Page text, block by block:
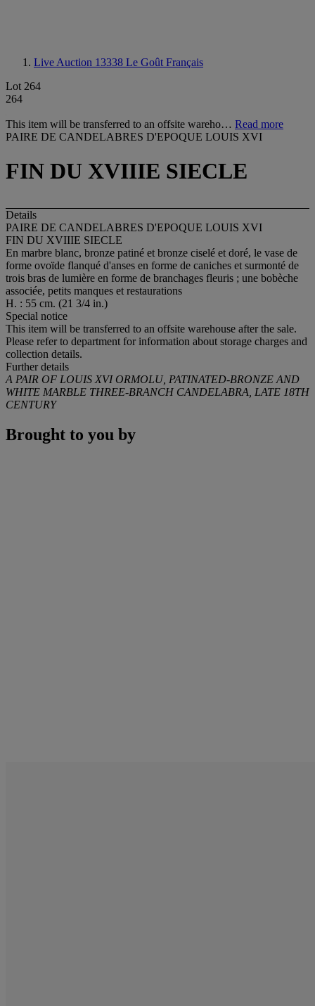
Live Auction 13338 Le Goût Français
Lot 264
264
This item will be transferred to an offsite wareho… Read more
PAIRE DE CANDELABRES D'EPOQUE LOUIS XVI
FIN DU XVIIIE SIECLE
Details
PAIRE DE CANDELABRES D'EPOQUE LOUIS XVI
FIN DU XVIIIE SIECLE
En marbre blanc, bronze patiné et bronze ciselé et doré, le vase de
forme ovoïde flanqué d'anses en forme de caniches et surmonté de
trois bras de lumière en forme de branchages fleuris ; une bobèche
associée, petits manques et restaurations
H. : 55 cm. (21 3/4 in.)
Special notice
This item will be transferred to an offsite warehouse after the sale.
Please refer to department for information about storage charges and
collection details.
Further details
A PAIR OF LOUIS XVI ORMOLU, PATINATED-BRONZE AND
WHITE MARBLE THREE-BRANCH CANDELABRA, LATE 18TH
CENTURY
Brought to you by